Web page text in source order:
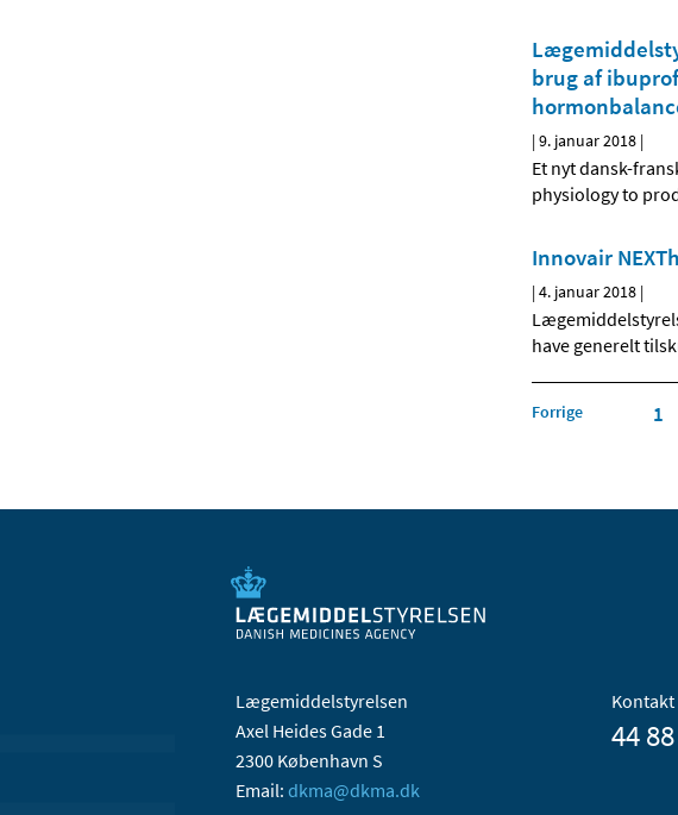
brug af
|9. januar 2018 |
Et nyt dansk-
physiology to
Innovair
|4. januar 2018 |
have generelt
Forrige 1
Lægemiddelstyrelsen
Axel Heides Gade 1
2300 København S
Email: dkma@dkma.dk
44